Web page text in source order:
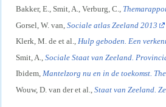
Bakker, E., Smit, A., Verburg, C.,
Gorsel, W. van, Sociale atlas Zeeland 2013
Klerk, M. de et al., Hulp geboden. Een
Smit, A., Sociale Staat van Zeeland.
Ibidem, Mantelzorg nu en in de toekomst.
Wouw, D. van der et al., Staat van Zeeland.